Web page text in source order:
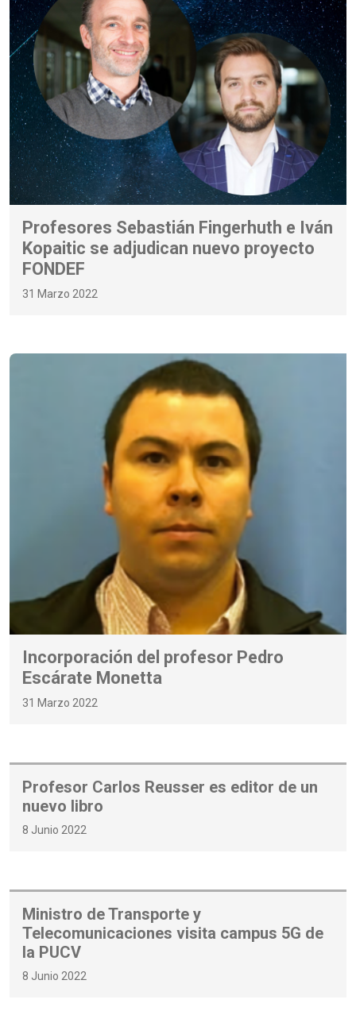
Profesores Sebastián Fingerhuth e Iván
Kopaitic se adjudican nuevo proyecto
FONDEF
31 Marzo 2022
Incorporación del profesor Pedro
Escárate Monetta
31 Marzo 2022
Profesor Carlos Reusser es editor de un
nuevo libro
8 Junio 2022
Ministro de Transporte y
Telecomunicaciones visita campus 5G de
la PUCV
8 Junio 2022